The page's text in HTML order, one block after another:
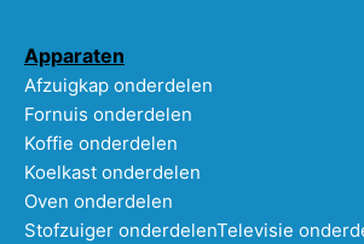
Apparaten
Afzuigkap onderdelen
Fornuis onderdelen
Koffie onderdelen
Koelkast onderdelen
Oven onderdelen
Stofzuiger onderdelenTelevisie